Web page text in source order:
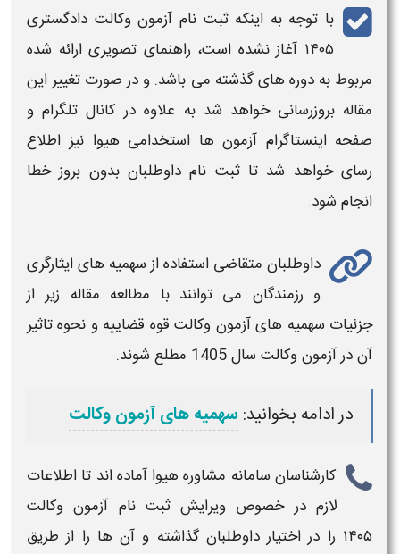
با توجه به اینکهثبت نام آزمون وکالت دادگستری
۱۴۰۵ آغاز نشده است، راهنمای تصویری ارائه شده
مربوط به دوره های گذشته می باشد. و در صورت تغییر این
مقاله بروزرسانی خواهد شد به علاوه در کانال تلگرام و
صفحه اینستاگرام آزمون ها استخدامی هیوا نیز اطلاع
رسای خواهد شد تا ثبت نام داوطلبان بدون بروز خطا
انجام شود.
داوطلبان متقاضی استفاده از سهمیه های ایثارگری
و رزمندگان می توانند با مطالعه مقاله زیر از
جزئیات سهمیه هایآزمون وکالت قوه قضاییه و نحوه تاثیر
آن درآزمون وکالت سال 1405 مطلع شوند.
در ادامه بخوانید:سهمیه های آزمون وکالت
کارشناسان سامانه مشاوره هیوا آماده اند تا اطلاعات
لازم در خصوص ویرایش ثبت نام آزمون وکالت
۱۴۰۵ را در اختیار داوطلبان گذاشته و آن ها را از طریق